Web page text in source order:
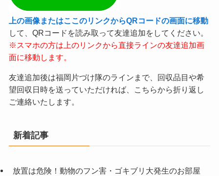
上の画像またはここのリンクからQRコードの画面に移動
して、QRコードを読み取って友達追加をしてください。
※スマホの方は上のリンクから直接ラインの友達追加画
面に移動します。
友達追加後は福岡片づけ隊のラインまで、回収品目や希
望回収日時を送っていただければ、こちらから折り返し
ご連絡いたします。
新着記事
放置は危険！動物のフン害・ゴキブリ大発生のお部屋